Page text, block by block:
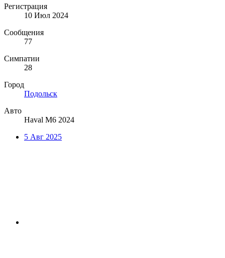
Регистрация
10 Июл 2024
Сообщения
77
Симпатии
28
Город
Подольск
Авто
Haval M6 2024
5 Авг 2025